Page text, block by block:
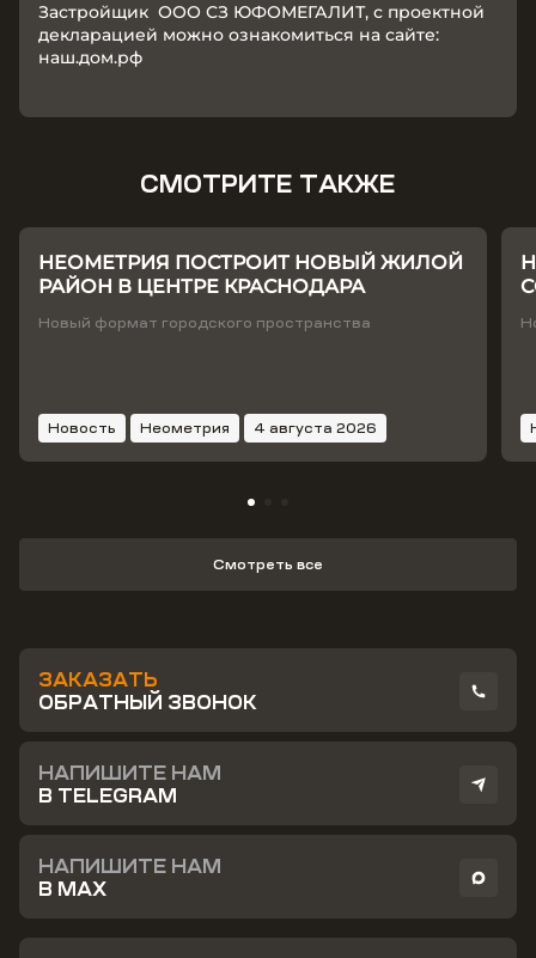
Застройщик ООО СЗ ЮФОМЕГАЛИТ, с проектной
декларацией можно ознакомиться на сайте:
наш.дом.рф
СМОТРИТЕ ТАКЖЕ
Новость Неометрия 4 августа 2026
НЕОМЕТРИЯ ПОСТРОИТ НОВЫЙ ЖИЛОЙ
РАЙОН В ЦЕНТРЕ КРАСНОДАРА
Новый формат городского пространства
Смотреть все
ЗАКАЗАТЬ
ОБРАТНЫЙ ЗВОНОК
НАПИШИТЕ НАМ
В TELEGRAM
НАПИШИТЕ НАМ
В MAX